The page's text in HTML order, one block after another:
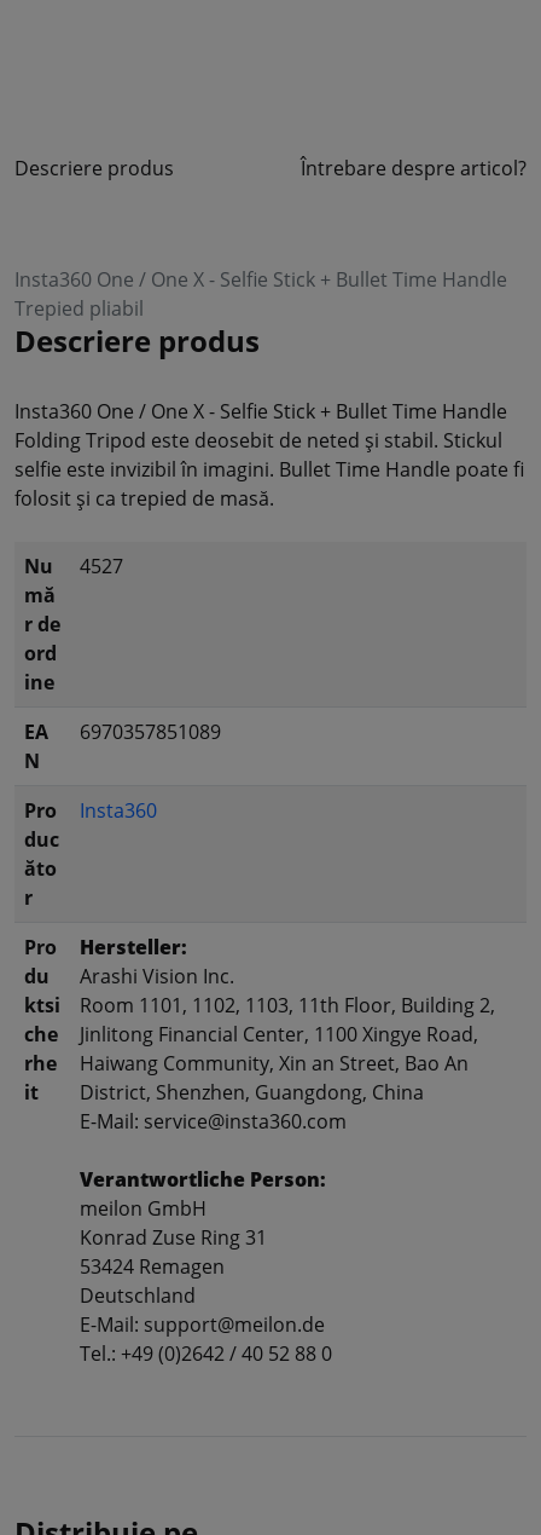
Descriere produs Întrebare despre articol?
Insta360 One / One X - Selfie Stick + Bullet Time Handle
Trepied pliabil
Descriere produs
Insta360 One / One X - Selfie Stick + Bullet Time Handle
Folding Tripod este deosebit de neted și stabil. Stickul
selfie este invizibil în imagini. Bullet Time Handle poate fi
folosit și ca trepied de masă.
Nu
mă
r de
ord
ine
4527
EA
N
6970357851089
Pro
duc
ăto
r
Insta360
Pro
du
ktsi
che
rhe
it
Hersteller:
Arashi Vision Inc.
Room 1101, 1102, 1103, 11th Floor, Building 2,
Jinlitong Financial Center, 1100 Xingye Road,
Haiwang Community, Xin an Street, Bao An
District, Shenzhen, Guangdong, China
E-Mail: service@insta360.com
Verantwortliche Person:
meilon GmbH
Konrad Zuse Ring 31
53424 Remagen
Deutschland
E-Mail: support@meilon.de
Tel.: +49 (0)2642 / 40 52 88 0